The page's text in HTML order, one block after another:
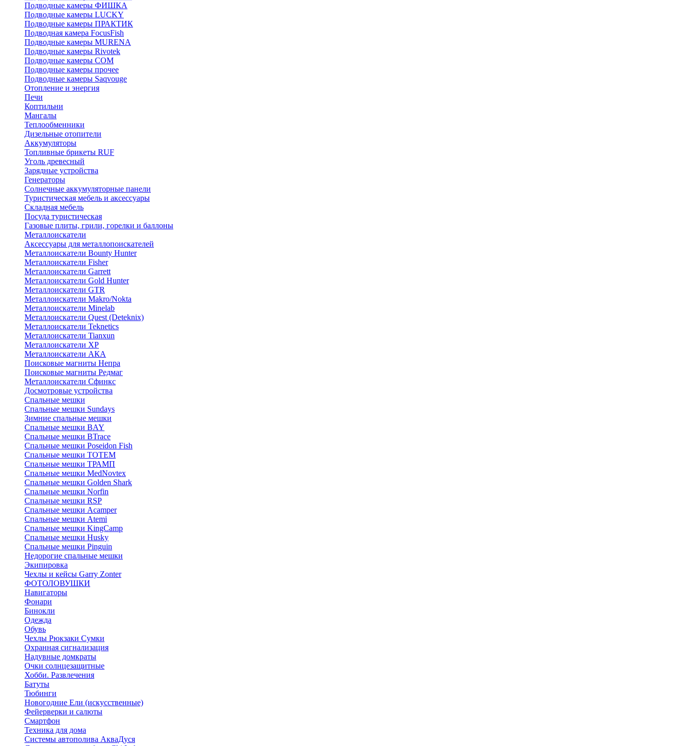
Подводные камеры ФИШКА
Подводные камеры LUCKY
Подводные камеры ПРАКТИК
Подводная камера FocusFish
Подводные камеры MURENA
Подводные камеры Rivotek
Подводные камеры СОМ
Подводные камеры прочее
Подводные камеры Saqvouge
Отопление и энергия
Печи
Коптильни
Мангалы
Теплообменники
Дизельные отопители
Аккумуляторы
Топливные брикеты RUF
Уголь древесный
Зарядные устройства
Генераторы
Солнечные аккумуляторные панели
Туристическая мебель и аксессуары
Складная мебель
Посуда туристическая
Газовые плиты, грили, горелки и баллоны
Металлоискатели
Аксессуары для металлопоискателей
Металлоискатели Bounty Hunter
Металлоискатели Fisher
Металлоискатели Garrett
Металлоискатели Gold Hunter
Металлоискатели GTR
Металлоискатели Makro/Nokta
Металлоискатели Minelab
Металлоискатели Quest (Deteknix)
Металлоискатели Teknetics
Металлоискатели Tianxun
Металлоискатели XP
Металлоискатели АКА
Поисковые магниты Непра
Поисковые магниты Редмаг
Металлоискатели Сфинкс
Досмотровые устройства
Спальные мешки
Спальные мешки Sundays
Зимние спальные мешки
Спальные мешки BAY
Спальные мешки BTrace
Спальные мешки Poseidon Fish
Спальные мешки ТОТЕМ
Спальные мешки ТРАМП
Cпальные мешки MedNovtex
Спальные мешки Golden Shark
Спальные мешки Norfin
Спальные мешки RSP
Спальные мешки Acamper
Спальные мешки Atemi
Спальные мешки KingCamp
Спальные мешки Husky
Спальные мешки Pinguin
Недорогие спальные мешки
Экипировка
Чехлы и кейсы Garry Zonter
ФОТОЛОВУШКИ
Навигаторы
Фонари
Бинокли
Одежда
Обувь
Чехлы Рюкзаки Сумки
Охранная сигнализация
Надувные домкраты
Очки солнцезащитные
Хобби. Развлечения
Батуты
Тюбинги
Новогодние Ели (искусственные)
Фейерверки и салюты
Смартфон
Техника для дома
Системы автополива АкваДуся